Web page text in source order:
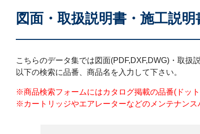
図面・取扱説明書・施工説
こちらのデータ集では図面(PDF,DXF,DWG)・取扱
以下の検索に品番、商品名を入力して下さい。
※商品検索フォームにはカタログ掲載の品番(ドッ
※カートリッジやエアレーターなどのメンテナンス